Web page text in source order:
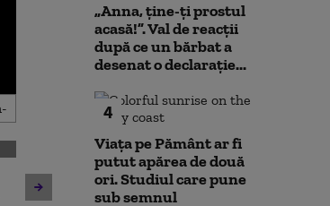
10 luni de la explozia din
Imagini
„Anna, ţine-ţi prostul
acasă!”. Val de reacții
după ce un bărbat a
desenat o declarație...
4
Viața pe Pământ ar fi
putut apărea de două
ori. Studiul care pune
sub semnul